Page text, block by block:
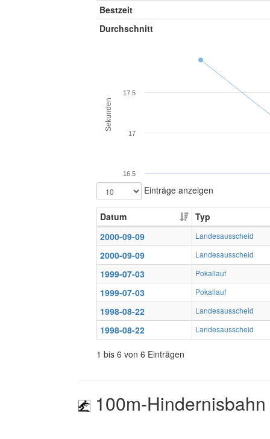
Bestzeit
Durchschnitt
Sekunden
16.5
17
17.5
Einträge anzeigen
Datum
Typ
2000-09-09
Landesausscheid
2000-09-09 Landesausscheid
1999-07-03 Pokallauf
1999-07-03 Pokallauf
1998-08-22 Landesausscheid
1998-08-22 Landesausscheid
1 bis 6 von 6 Einträgen
100m-